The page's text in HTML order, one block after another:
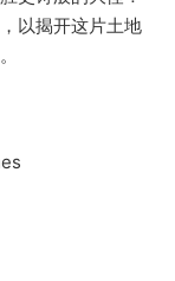
以揭开这片土地